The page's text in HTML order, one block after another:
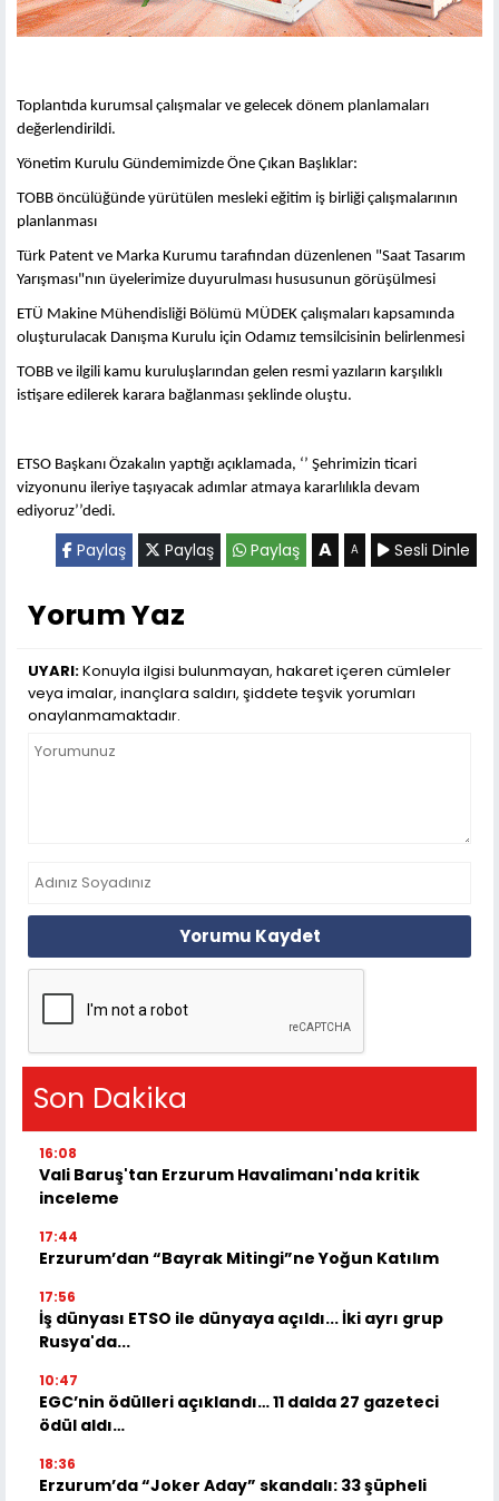
Toplantıda kurumsal çalışmalar ve gelecek dönem planlamaları
değerlendirildi.
Yönetim Kurulu Gündemimizde Öne Çıkan Başlıklar:
TOBB öncülüğünde yürütülen mesleki eğitim iş birliği çalışmalarının
planlanması
Türk Patent ve Marka Kurumu tarafından düzenlenen "Saat Tasarım
Yarışması"nın üyelerimize duyurulması hususunun görüşülmesi
ETÜ Makine Mühendisliği Bölümü MÜDEK çalışmaları kapsamında
oluşturulacak Danışma Kurulu için Odamız temsilcisinin belirlenmesi
TOBB ve ilgili kamu kuruluşlarından gelen resmi yazıların karşılıklı
istişare edilerek karara bağlanması şeklinde oluştu.
ETSO Başkanı Özakalın yaptığı açıklamada, ‘’ Şehrimizin ticari
vizyonunu ileriye taşıyacak adımlar atmaya kararlılıkla devam
ediyoruz’’dedi.
Paylaş Paylaş Paylaş A A Sesli Dinle
Yorum Yaz
UYARI:Konuyla ilgisi bulunmayan, hakaret içeren cümleler
veya imalar, inançlara saldırı, şiddete teşvik yorumları
onaylanmamaktadır.
Yorumu Kaydet
Son Dakika
16:08
Vali Baruş'tan Erzurum Havalimanı'nda kritik
inceleme
17:44
Erzurum’dan “Bayrak Mitingi”ne Yoğun Katılım
17:56
İş dünyası ETSO ile dünyaya açıldı... İki ayrı grup
Rusya'da...
10:47
EGC’nin ödülleri açıklandı… 11 dalda 27 gazeteci
ödül aldı…
18:36
Erzurum’da “Joker Aday” skandalı: 33 şüpheli